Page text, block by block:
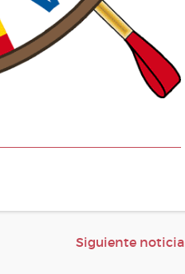
Siguiente noticia